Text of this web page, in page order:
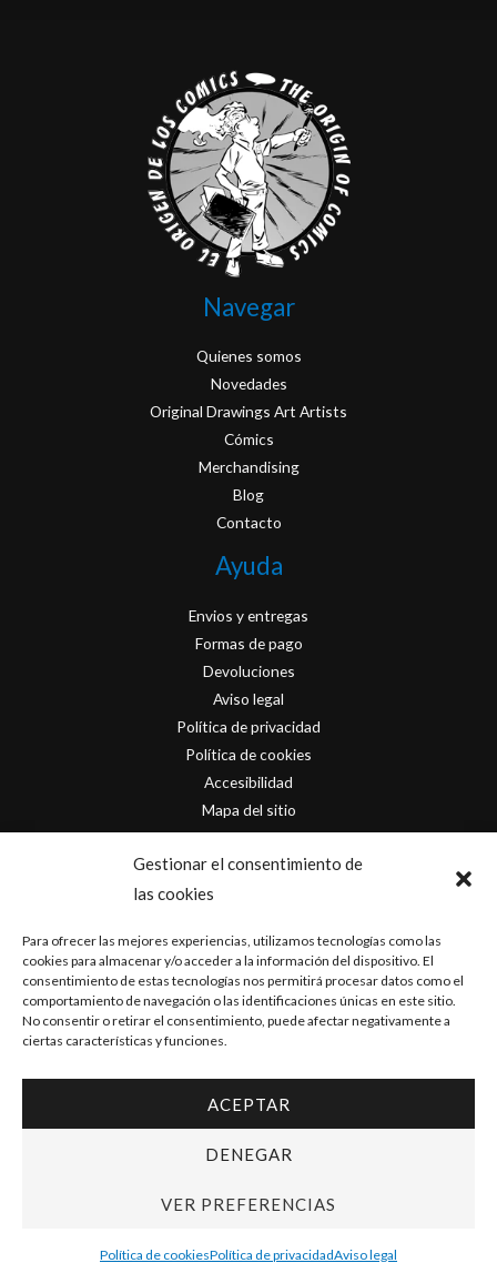
Gestionar el consentimiento de
las cookies
Para ofrecer las mejores experiencias, utilizamos tecnologías como las
cookies para almacenar y/o acceder a la información del dispositivo. El
consentimiento de estas tecnologías nos permitirá procesar datos como el
comportamiento de navegación o las identificaciones únicas en este sitio.
No consentir o retirar el consentimiento, puede afectar negativamente a
ciertas características y funciones.
ACEPTAR
DENEGAR
VER PREFERENCIAS
Política de cookiesPolítica de privacidadAviso legal
Navegar
Quienes somos
Novedades
Original Drawings Art Artists
Cómics
Merchandising
Blog
Contacto
Ayuda
Envios y entregas
Formas de pago
Devoluciones
Aviso legal
Política de privacidad
Política de cookies
Accesibilidad
Mapa del sitio
Contacto
info@originofcomics.com
Facebook
Instagram